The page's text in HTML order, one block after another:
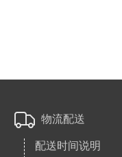
物流配送
配送时间说明